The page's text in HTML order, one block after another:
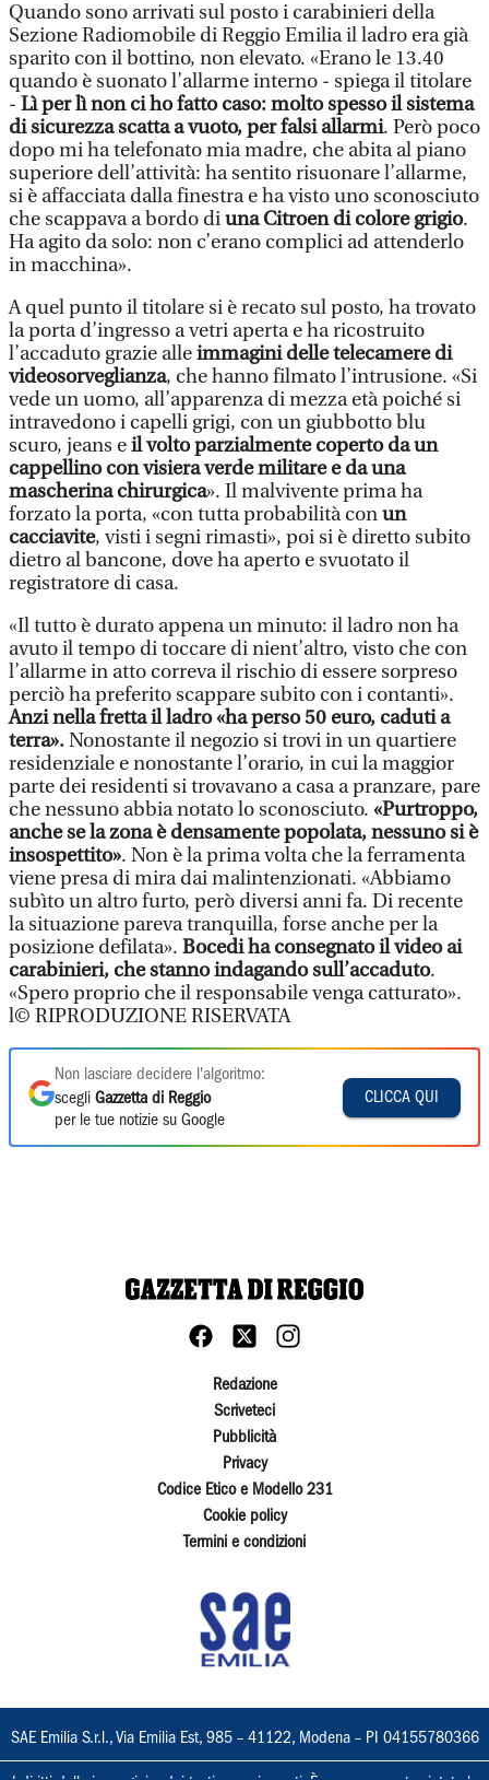
Quando sono arrivati sul posto i carabinieri della
Sezione Radiomobile di Reggio Emilia il ladro era già
sparito con il bottino, non elevato. «Erano le 13.40
quando è suonato l’allarme interno - spiega il titolare
- Lì per lì non ci ho fatto caso: molto spesso il sistema
di sicurezza scatta a vuoto, per falsi allarmi. Però poco
dopo mi ha telefonato mia madre, che abita al piano
superiore dell’attività: ha sentito risuonare l’allarme,
si è affacciata dalla finestra e ha visto uno sconosciuto
che scappava a bordo diuna Citroen di colore grigio.
Ha agito da solo: non c’erano complici ad attenderlo
in macchina».
A quel punto il titolare si è recato sul posto, ha trovato
la porta d’ingresso a vetri aperta e ha ricostruito
l’accaduto grazie alleimmagini delle telecamere di
videosorveglianza, che hanno filmato l’intrusione. «Si
vede un uomo, all’apparenza di mezza età poiché si
intravedono i capelli grigi, con un giubbotto blu
scuro, jeans eil volto parzialmente coperto da un
cappellino con visiera verde militare e da una
mascherina chirurgica». Il malvivente prima ha
forzato la porta, «con tutta probabilità conun
cacciavite, visti i segni rimasti», poi si è diretto subito
dietro al bancone, dove ha aperto e svuotato il
registratore di casa.
«Il tutto è durato appena un minuto: il ladro non ha
avuto il tempo di toccare di nient’altro, visto che con
l’allarme in atto correva il rischio di essere sorpreso
perciò ha preferito scappare subito con i contanti».
Anzi nella fretta il ladro «ha perso 50 euro, caduti a
terra».Nonostante il negozio si trovi in un quartiere
residenziale e nonostante l’orario, in cui la maggior
parte dei residenti si trovavano a casa a pranzare, pare
che nessuno abbia notato lo sconosciuto. «Purtroppo,
anche se la zona è densamente popolata, nessuno si è
insospettito». Non è la prima volta che la ferramenta
viene presa di mira dai malintenzionati. «Abbiamo
subìto un altro furto, però diversi anni fa. Di recente
la situazione pareva tranquilla, forse anche per la
posizione defilata». Bocedi ha consegnato il video ai
carabinieri, che stanno indagando sull’accaduto.
«Spero proprio che il responsabile venga catturato».
l© RIPRODUZIONE RISERVATA
Non lasciare decidere l'algoritmo:
scegli Gazzetta di Reggio
per le tue notizie su Google
CLICCA QUI
Redazione
Scriveteci
Pubblicità
Privacy
Codice Etico e Modello 231
Cookie policy
Termini e condizioni
SAE Emilia S.r.l., Via Emilia Est, 985 – 41122, Modena – PI 04155780366